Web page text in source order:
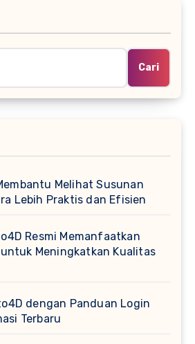
Cari
Melihat Susunan
Lebih Praktis dan Efisien
Resmi Memanfaatkan
Meningkatkan Kualitas
dengan Panduan Login
Terbaru